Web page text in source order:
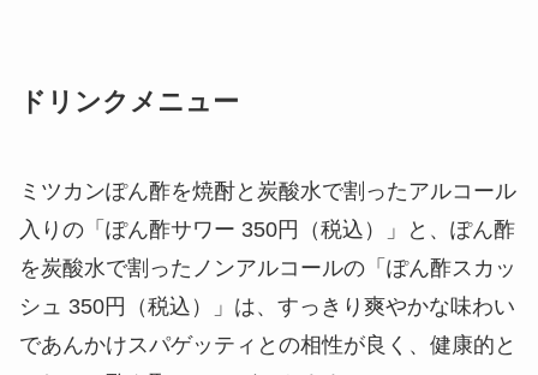
ドリンクメニュー
ミツカンぽん酢を焼酎と炭酸水で割ったアルコール
入りの「ぽん酢サワー 350円（税込）」と、ぽん酢
を炭酸水で割ったノンアルコールの「ぽん酢スカッ
シュ 350円（税込）」は、すっきり爽やかな味わい
であんかけスパゲッティとの相性が良く、健康的と